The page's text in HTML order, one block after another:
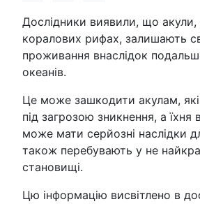
Дослідники виявили, що акули,
коралових рифах, залишають
проживання внаслідок
океанів.
Це може зашкодити акулам,
під загрозою зникнення, а їхня
може мати серйозні наслідки
також перебувають у не
становищі.
Цю інформацію висвітлено в